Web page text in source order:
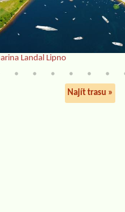
Landal Lipno
Najít trasu »